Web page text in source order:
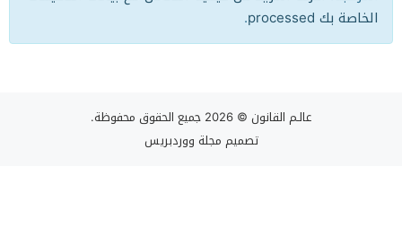
الخاصة بك processed
.
عالـم القانون © 2026 جميع الحقوق محفوظة.
تصميم مجلة ووردبريس